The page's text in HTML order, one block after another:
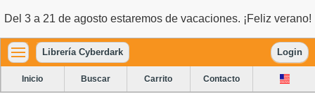
Del 3 a 21 de agosto estaremos de vacaciones. ¡Feliz verano!
Librería Cyberdark Login
Inicio Buscar Carrito Contacto